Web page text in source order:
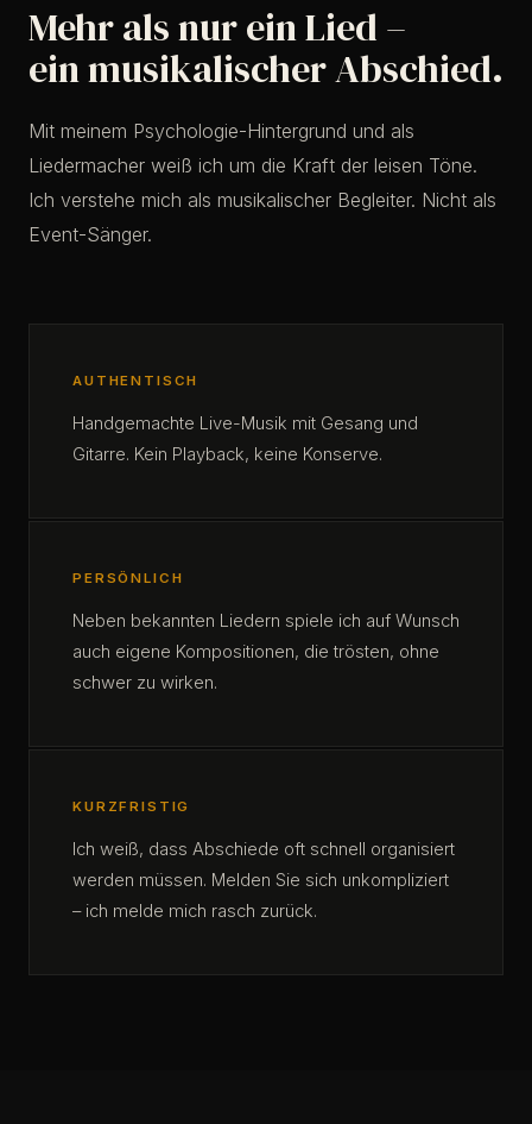
Mehr als nur ein Lied –
ein musikalischer Abschied.
Mit meinem Psychologie-Hintergrund und als
Liedermacher weiß ich um die Kraft der leisen Töne.
Ich verstehe mich als musikalischer Begleiter. Nicht als
Event-Sänger.
AUTHENTISCH
Handgemachte Live-Musik mit Gesang und
Gitarre. Kein Playback, keine Konserve.
PERSÖNLICH
Neben bekannten Liedern spiele ich auf Wunsch
auch eigene Kompositionen, die trösten, ohne
schwer zu wirken.
KURZFRISTIG
Ich weiß, dass Abschiede oft schnell organisiert
werden müssen. Melden Sie sich unkompliziert
– ich melde mich rasch zurück.